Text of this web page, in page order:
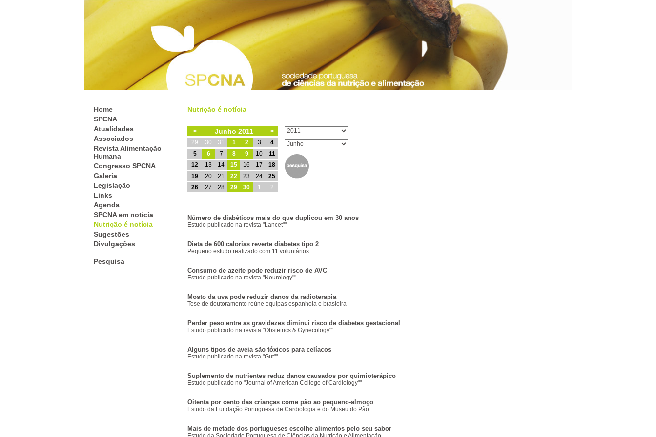
Home
SPCNA
Atualidades
Associados
Revista Alimentação
Humana
Congresso SPCNA
Galeria
Legislação
Links
Agenda
SPCNA em notícia
Nutrição é notícia
Sugestões
Divulgações
Pesquisa
Nutrição é notícia
< Junho 2011
>
29
30 31 1 2 3
4
5
6 7 8 9 10
11
12
13 14 15 16 17
18
19
20 21 22 23 24
25
26
27 28 29 30 1 2
Número de diabéticos mais do que duplicou em 30 anos
Estudo publicado na revista "Lancet""
Dieta de 600 calorias reverte diabetes tipo 2
Pequeno estudo realizado com 11 voluntários
Consumo de azeite pode reduzir risco de AVC
Estudo publicado na revista "Neurology""
Mosto da uva pode reduzir danos da radioterapia
Tese de doutoramento reúne equipas espanhola e brasieira
Perder peso entre as gravidezes diminui risco de diabetes gestacional
Estudo publicado na revista "Obstetrics & Gynecology""
Alguns tipos de aveia são tóxicos para celíacos
Estudo publicado na revista "Gut""
Suplemento de nutrientes reduz danos causados por quimioterápico
Estudo publicado no "Journal of American College of Cardiology""
Oitenta por cento das crianças come pão ao pequeno-almoço
Estudo da Fundação Portuguesa de Cardiologia e do Museu do Pão
Mais de metade dos portugueses escolhe alimentos pelo seu sabor
Estudo da Sociedade Portuguesa de Ciências da Nutrição e Alimentação